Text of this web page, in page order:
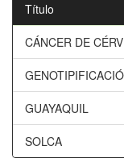
Título
CÁNCER DE
GUAYAQUIL
SOLCA